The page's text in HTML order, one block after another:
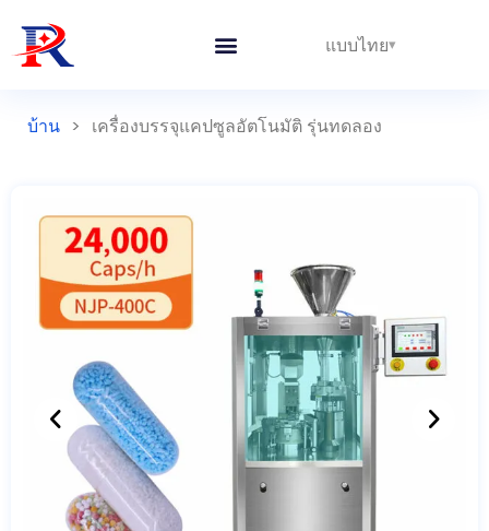
แบบไทย
บ้าน > เครื่องบรรจุแคปซูลอัตโนมัติ รุ่นทดลอง